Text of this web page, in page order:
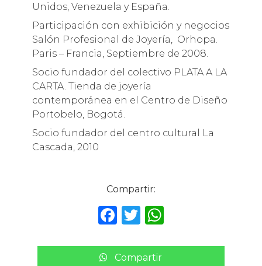
Unidos, Venezuela y España.
Participación con exhibición y negocios
Salón Profesional de Joyería, Orhopa.
Paris – Francia, Septiembre de 2008.
Socio fundador del colectivo PLATA A LA
CARTA. Tienda de joyería
contemporánea en el Centro de Diseño
Portobelo, Bogotá.
Socio fundador del centro cultural La
Cascada, 2010
Compartir:
F
c
T
it
W
a
Compartir